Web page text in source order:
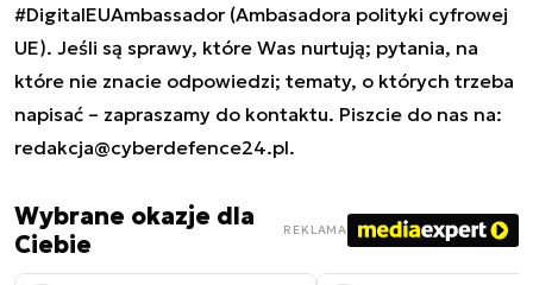
#DigitalEUAmbassador (Ambasadora polityki cyfrowej
UE). Jeśli są sprawy, które Was nurtują; pytania, na
które nie znacie odpowiedzi; tematy, o których trzeba
napisać – zapraszamy do kontaktu. Piszcie do nas na:
redakcja@cyberdefence24.pl.
Wybrane okazje dla
Ciebie
REKLAMA